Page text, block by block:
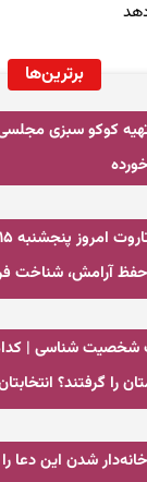
برترین‌ها
کوکو سبزی
حفظ آرامش، شناخت
شناسی |
را گرفتند؟
شدن این دعا